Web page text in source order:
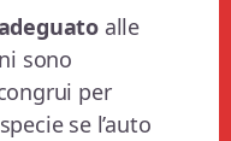
alle
sono
per
se l’auto